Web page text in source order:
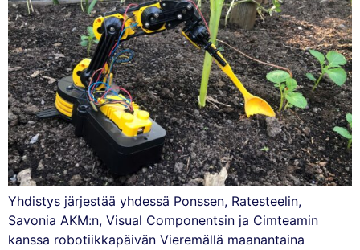
Yhdistys järjestää yhdessä Ponssen, Ratesteelin,
Savonia AKM:n, Visual Componentsin ja Cimteamin
kanssa robotiikkapäivän Vieremällä maanantaina